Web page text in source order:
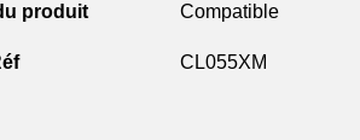
produit Compatible
CL055XM